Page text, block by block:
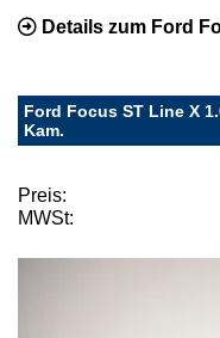
Details zum Ford
Ford Focus ST Line X
Kam.
Preis:
MWSt: